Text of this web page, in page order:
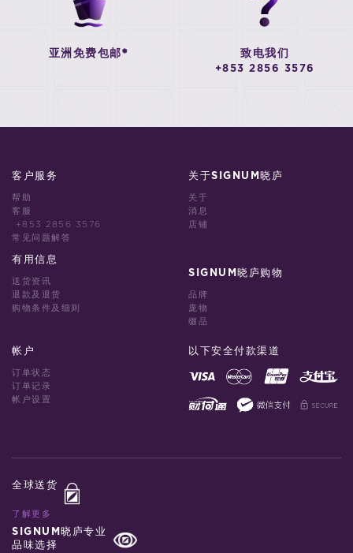
亚洲免费包邮* 致电我们
+853 2856 3576
客户服务
帮助
客服
+853 2856 3576
常见问题解答
有用信息
送货资讯
退款及退货
购物条件及细则
关于SIGNUM晓庐
关于
消息
店铺
SIGNUM晓庐购物
品牌
庞物
缀品
帐户
订单状态
订单记录
帐户设置
以下安全付款渠道
全球送货
了解更多
SIGNUM晓庐专业
品味选择